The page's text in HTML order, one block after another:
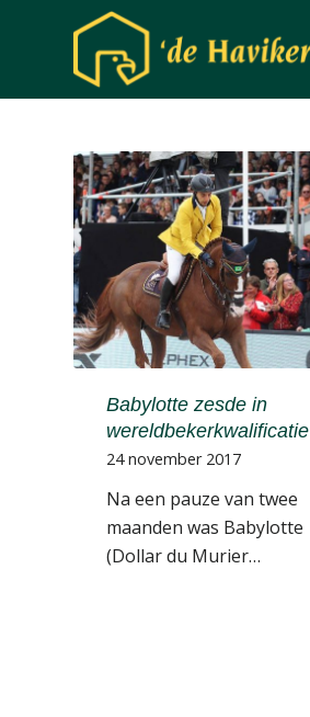
Babylotte zesde in
wereldbekerkwalificatie
24 november 2017
Na een pauze van twee
maanden was Babylotte
(Dollar du Murier…